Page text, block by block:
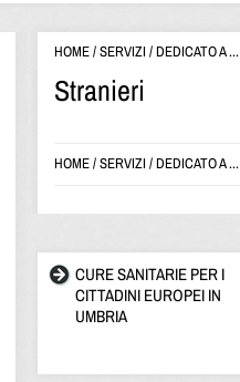
HOME/SERVIZI /DEDICATO A ...
Stranieri
HOME/SERVIZI /DEDICATO A ...
CURE SANITARIE PER I
CITTADINI EUROPEI IN
UMBRIA